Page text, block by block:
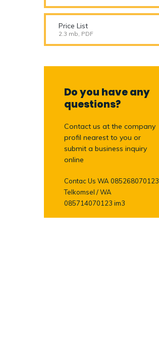
Price List
2.3 mb, PDF
Do you have any
questions?
Contact us at the company
profil nearest to you or
submit a business inquiry
online
Contac Us WA 085268070123
Telkomsel / WA
085714070123 im3